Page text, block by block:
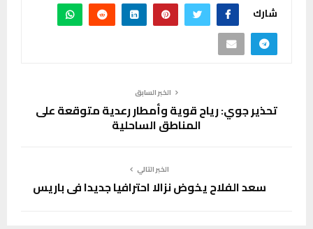
شارك
الخبر السابق
تحذير جوي: رياح قوية وأمطار رعدية متوقعة على
المناطق الساحلية
الخبر التالي
سعد الفلاح يخوض نزالا احترافيا جديدا في باريس